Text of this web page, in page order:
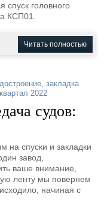
спуск головного
КСП01.
Читать полностью
, закладка
2022
судов:
на спуски и закладки
завод,
ваше внимание,
ленту мы повернем
начиная с